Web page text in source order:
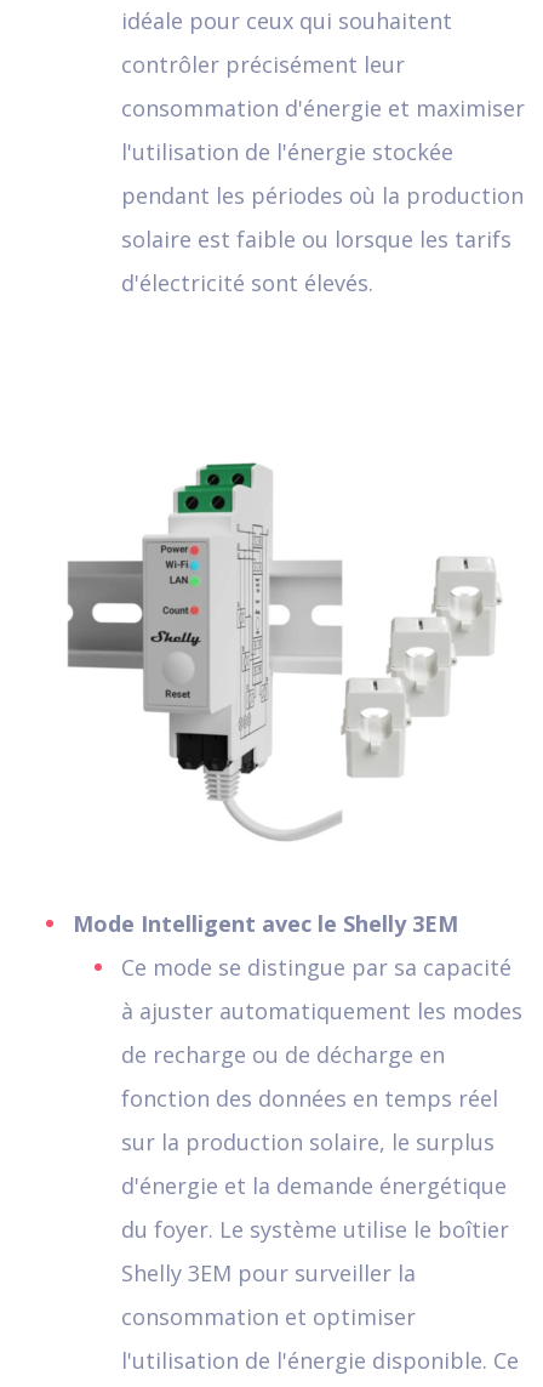
idéale pour ceux qui souhaitent
contrôler précisément leur
consommation d'énergie et maximiser
l'utilisation de l'énergie stockée
pendant les périodes où la production
solaire est faible ou lorsque les tarifs
d'électricité sont élevés.
Mode Intelligent avec le Shelly 3EM
Ce mode se distingue par sa capacité
à ajuster automatiquement les modes
de recharge ou de décharge en
fonction des données en temps réel
sur la production solaire, le surplus
d'énergie et la demande énergétique
du foyer. Le système utilise le boîtier
Shelly 3EM pour surveiller la
consommation et optimiser
l'utilisation de l'énergie disponible. Ce